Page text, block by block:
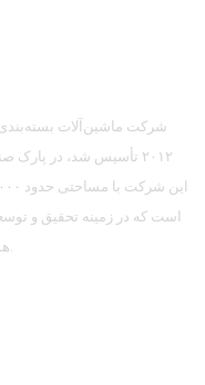
شرکت ماشین‌آلات
۲۰۱۲ تأسیس شد، در
است که در زمینه تحقیق و